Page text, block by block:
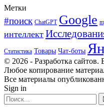
Метки
#поиск ChatGPT Google
интеллект
Статистика Товары Чат-боты
© 2026 - Разработка
Любое копирование
Все материалы
Sign in